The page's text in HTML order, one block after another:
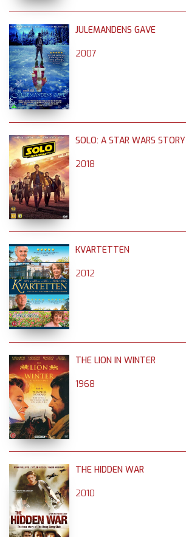
JULEMANDENS GAVE
2007
SOLO: A STAR WARS STORY
2018
KVARTETTEN
2012
THE LION IN WINTER
1968
THE HIDDEN WAR
2010